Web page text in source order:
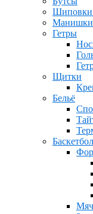
Шиповки
Манишки
Гетры
Щитки
Бельё
Баскетбол